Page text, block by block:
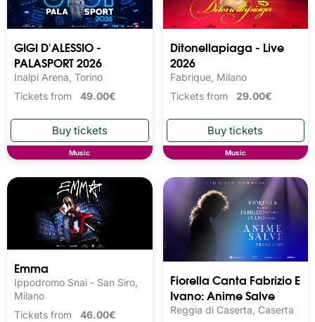
GIGI D'ALESSIO -
PALASPORT 2026
Inalpi Arena, Torino
Tickets from 49.00€
Music
Ditonellapiaga - Live
2026
Fabrique, Milano
Tickets from 29.00€
Music
Emma
Ippodromo Snai - San Siro,
Milano
Tickets from 46.00€
Fiorella Canta Fabrizio E
Ivano: Anime Salve
Reggia di Caserta, Caserta